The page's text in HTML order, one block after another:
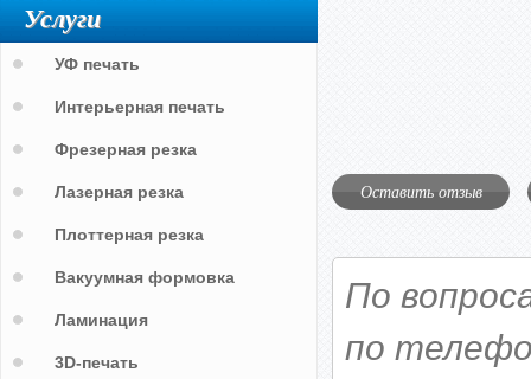
Оставить отзыв
По
по
Услуги
УФ печать
Интерьерная печать
Фрезерная резка
Лазерная резка
Плоттерная резка
Вакуумная формовка
Ламинация
3D-печать